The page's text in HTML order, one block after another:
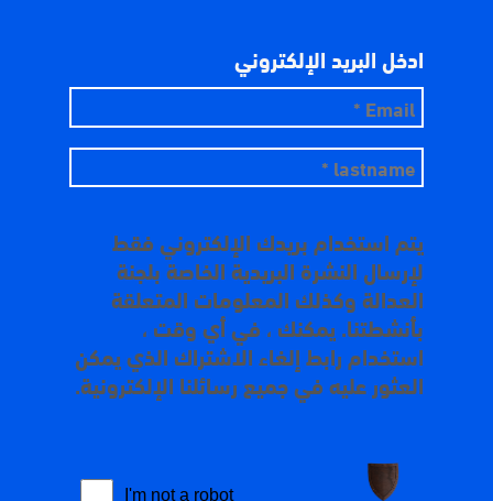
ادخل البريد الإلكتروني
يتم استخدام بريدك الإلكتروني فقط
لإرسال النشرة البريدية الخاصة بلجنة
العدالة وكذلك المعلومات المتعلقة
بأنشطتنا. يمكنك ، في أي وقت ،
استخدام رابط إلغاء الاشتراك الذي يمكن
العثور عليه في جميع رسائلنا الإلكترونية.